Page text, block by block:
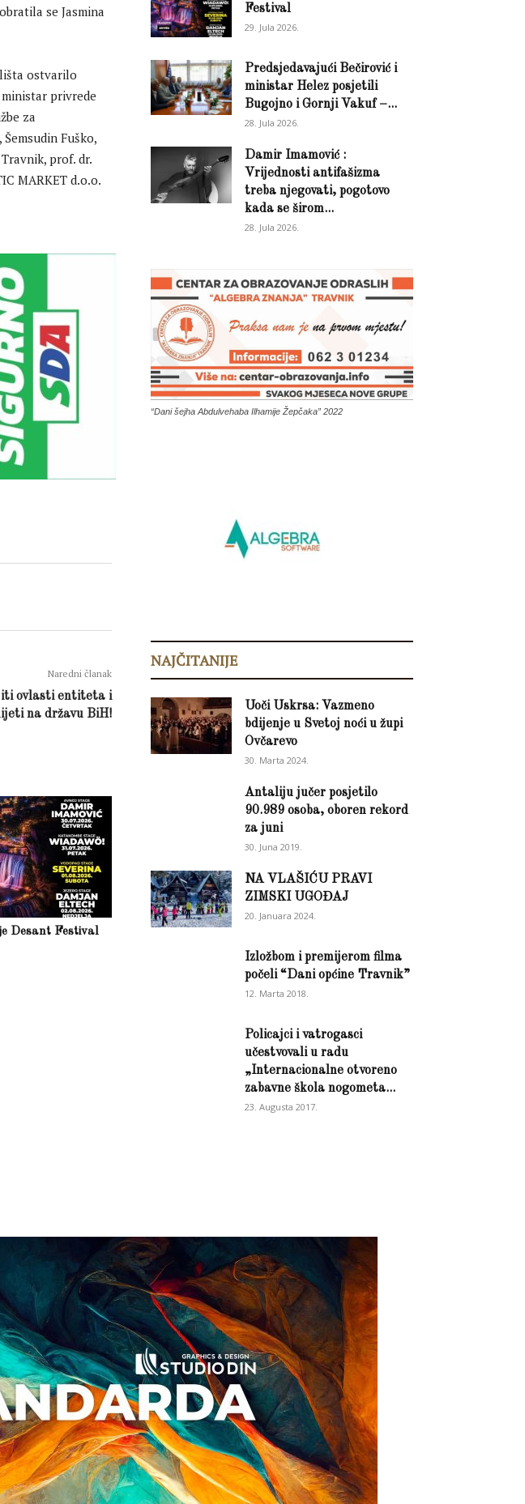
se Jasmina
ostvarilo
privrede
za
Fuško,
prof. dr.
MARKET d.o.o.
Naredni članak
ovlasti entiteta i
na državu BiH!
Desant Festival
Festival
29. Jula 2026.
Predsjedavajući Bečirović i
ministar Helez posjetili
Bugojno i Gornji Vakuf –...
28. Jula 2026.
Damir Imamović :
Vrijednosti antifašizma
treba njegovati, pogotovo
kada se širom...
28. Jula 2026.
“Dani šejha Abdulvehaba Ilhamije Žepčaka” 2022
NAJČITANIJE
Uoči Uskrsa: Vazmeno
bdijenje u Svetoj noći u župi
Ovčarevo
30. Marta 2024.
Antaliju jučer posjetilo
90.989 osoba, oboren rekord
za juni
30. Juna 2019.
NA VLAŠIĆU PRAVI
ZIMSKI UGOĐAJ
20. Januara 2024.
Izložbom i premijerom filma
počeli “Dani općine Travnik”
12. Marta 2018.
Policajci i vatrogasci
učestvovali u radu
„Internacionalne otvoreno
zabavne škola nogometa...
23. Augusta 2017.